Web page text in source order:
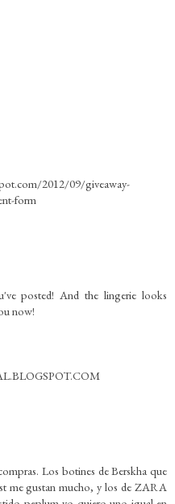
2012/09/giveaway-
form
posted! And the lingerie looks
now!
Los botines de Berskha que
me gustan mucho, y los de ZARA